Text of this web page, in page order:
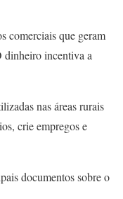
comerciais que geram
dinheiro incentiva a
nas áreas rurais
crie empregos e
documentos sobre o